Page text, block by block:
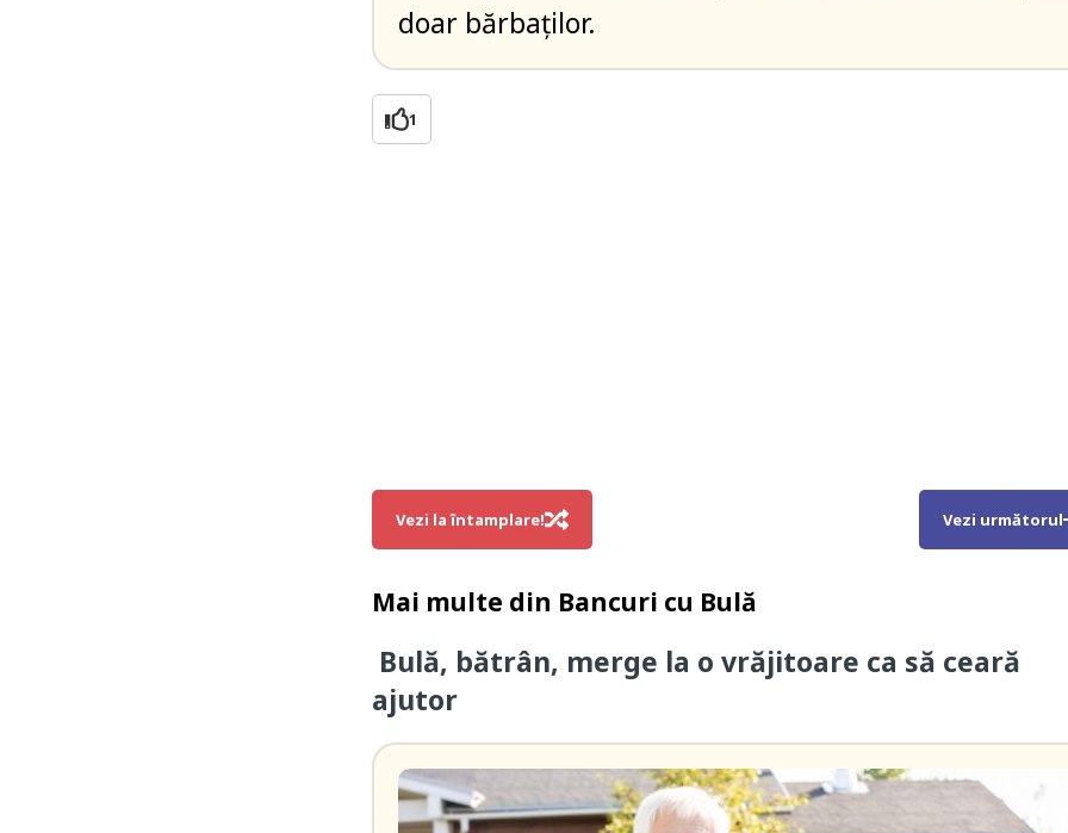
doar bărbaților.
1
Vezi la întamplare! Vezi următorul
Mai multe din Bancuri cu Bulă
Bulă, bătrân, merge la o vrăjitoare ca să ceară
ajutor